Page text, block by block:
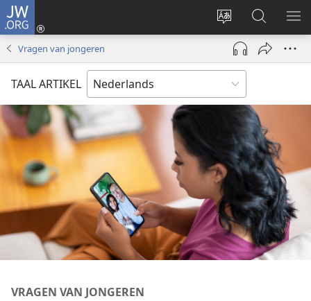
JW.ORG
Taal
site
wijzigen
Inloggen
(opent
nieuw
venster)
Zoeken
op
JW.ORG
Vragen van jongeren
TAAL ARTIKEL
VRAGEN VAN JONGEREN